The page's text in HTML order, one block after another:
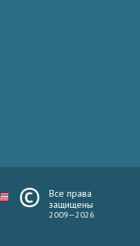
Все права
защищены
2009—2026